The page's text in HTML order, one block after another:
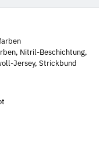
Nitril-Beschichtung,
Jersey, Strickbund